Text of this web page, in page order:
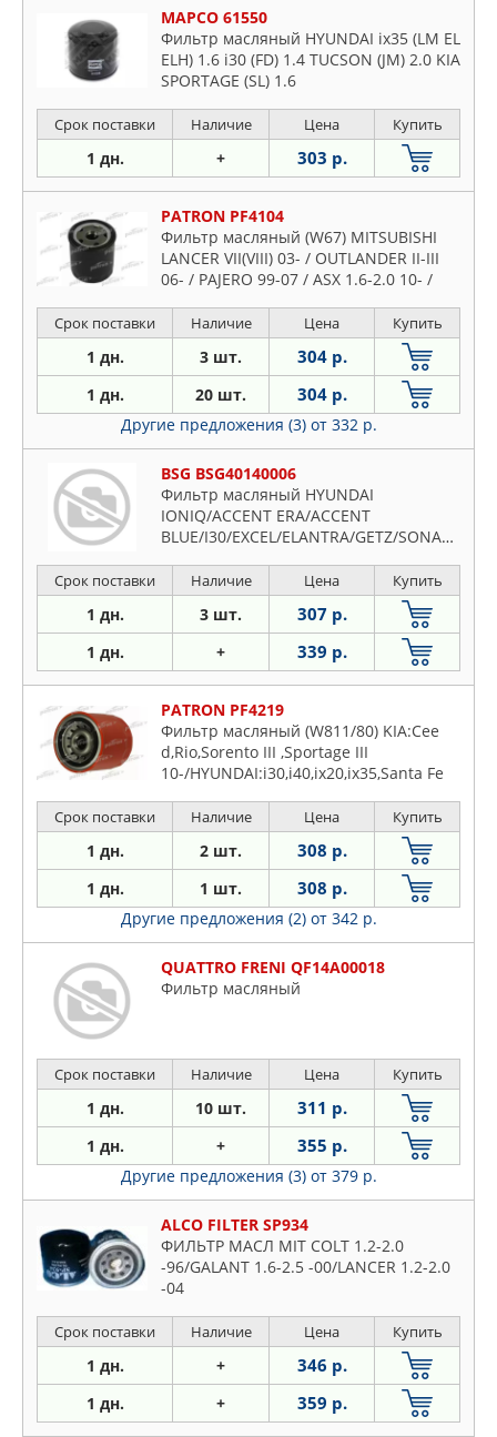
MAPCO 61550
Фильтр масляный HYUNDAI ix35 (LM EL
ELH) 1.6 i30 (FD) 1.4 TUCSON (JM) 2.0 KIA
SPORTAGE (SL) 1.6
Срок поставки Наличие Цена Купить
1 дн. + 303 р.
PATRON PF4104
Фильтр масляный (W67) MITSUBISHI
LANCER VII(VIII) 03- / OUTLANDER II-III
06- / PAJERO 99-07 / ASX 1.6-2.0 10- /
HONDA: ACCORD VIII 03-
Срок поставки Наличие Цена Купить
1 дн. 3 шт. 304 р.
1 дн. 20 шт. 304 р.
Другие предложения (3) от 332 р.
BSG BSG40140006
Фильтр масляный HYUNDAI
IONIQ/ACCENT ERA/ACCENT
BLUE/I30/EXCEL/ELANTRA/GETZ/SONATA/CEED/CERATO/SPORT
Срок поставки Наличие Цена Купить
1 дн. 3 шт. 307 р.
1 дн. + 339 р.
PATRON PF4219
Фильтр масляный (W811/80) KIA:Cee
d,Rio,Sorento III ,Sportage III
10-/HYUNDAI:i30,i40,ix20,ix35,Santa Fe
III,Tribeca 3.0-3.6 2003-
Срок поставки Наличие Цена Купить
1 дн. 2 шт. 308 р.
1 дн. 1 шт. 308 р.
Другие предложения (2) от 342 р.
QUATTRO FRENI QF14A00018
Фильтр масляный
Срок поставки Наличие Цена Купить
1 дн. 10 шт. 311 р.
1 дн. + 355 р.
Другие предложения (3) от 379 р.
ALCO FILTER SP934
ФИЛЬТР МАСЛ MIT COLT 1.2-2.0
-96/GALANT 1.6-2.5 -00/LANCER 1.2-2.0
-04
Срок поставки Наличие Цена Купить
1 дн. + 346 р.
1 дн. + 359 р.